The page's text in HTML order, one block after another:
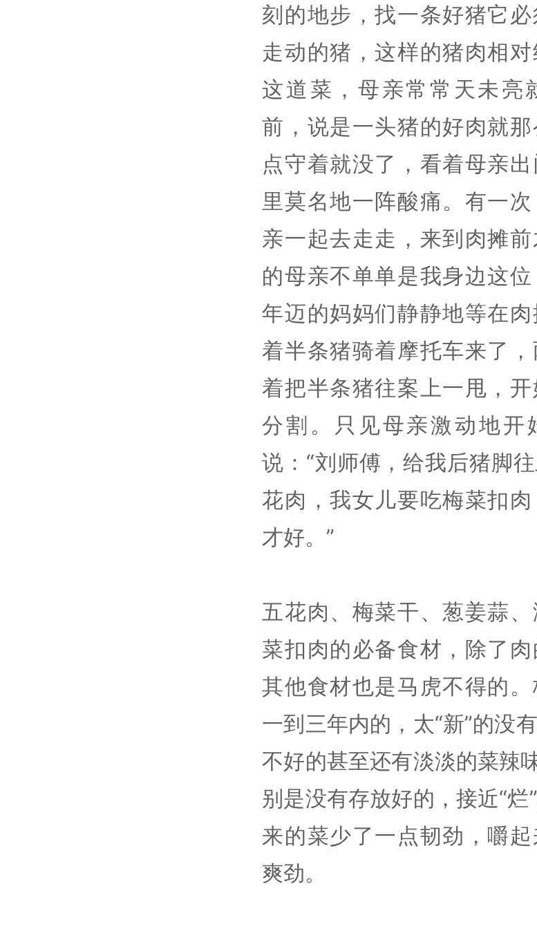
刻的地步，找一条好猪它
走动的猪，这样的猪肉相
这道菜，母亲常常天未亮
前，说是一头猪的好肉就
点守着就没了，看着母亲
里莫名地一阵酸痛。有一
亲一起去走走，来到肉摊
的母亲不单单是我身边这
年迈的妈妈们静静地等在
着半条猪骑着摩托车来了
着把半条猪往案上一甩，
分割。只见母亲激动地开
说：“刘师傅，给我后猪脚
花肉，我女儿要吃梅菜扣
才好。”
五花肉、梅菜干、葱姜蒜
菜扣肉的必备食材，除了肉
其他食材也是马虎不得的
一到三年内的，太“新”的没
不好的甚至还有淡淡的菜辣
别是没有存放好的，接近“烂
来的菜少了一点韧劲，嚼
爽劲。